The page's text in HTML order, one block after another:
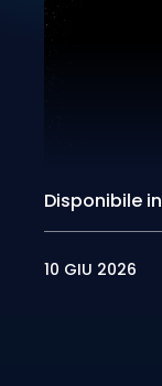
Disponibile in
10 GIU 2026